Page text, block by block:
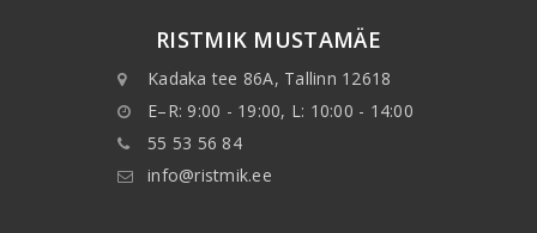
RISTMIK MUSTAMÄE
Kadaka tee 86A, Tallinn 12618
E–R: 9:00 - 19:00, L: 10:00 - 14:00
55 53 56 84
info@ristmik.ee